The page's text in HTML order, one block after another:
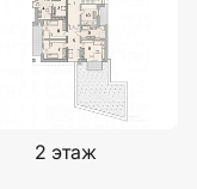
2 этаж